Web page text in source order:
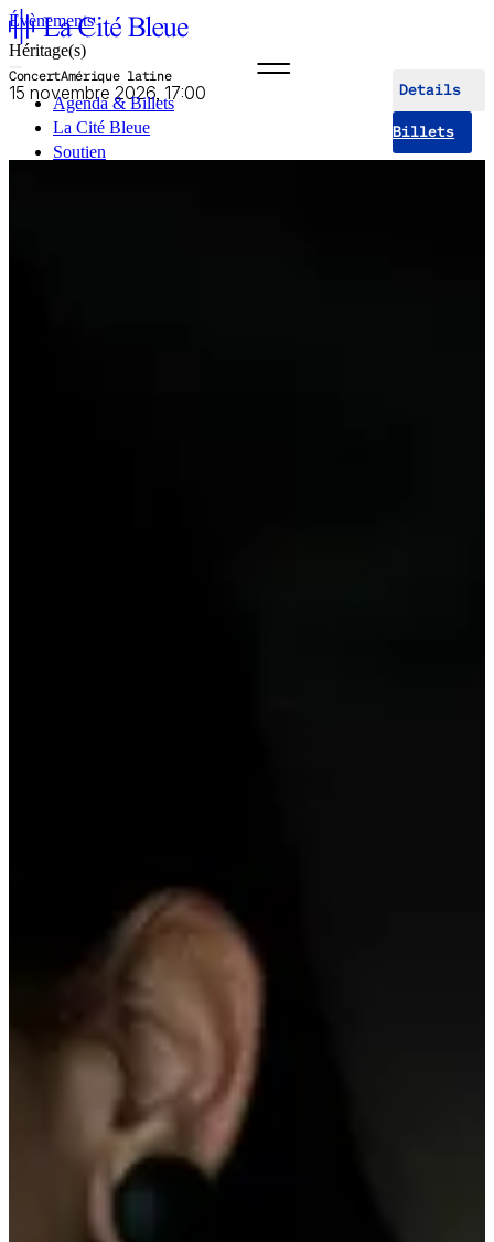
Agenda & Billets
La Cité Bleue
Soutien
Évènements
Héritage(s)
ConcertAmérique latine
15 novembre 2026, 17:00 Details
Billets